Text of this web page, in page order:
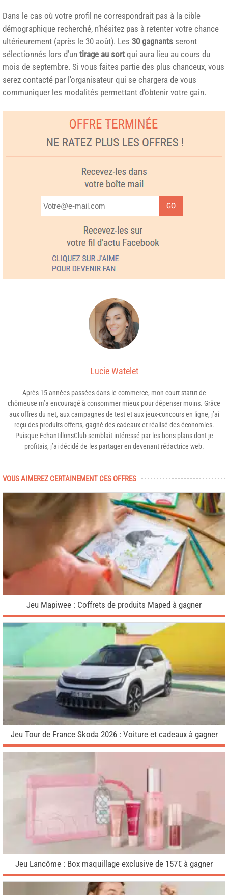
Dans le cas où votre profil ne correspondrait pas à la cible
démographique recherché, n’hésitez pas à retenter votre chance
ultérieurement (après le 30 août). Les 30 gagnants seront
sélectionnés lors d’un tirage au sort qui aura lieu au cours du
mois de septembre. Si vous faites partie des plus chanceux, vous
serez contacté par l’organisateur qui se chargera de vous
communiquer les modalités permettant d’obtenir votre gain.
GO
Lucie Watelet
Après 15 années passées dans le commerce, mon court statut de
chômeuse m’a encouragé à consommer mieux pour dépenser moins. Grâce
aux offres du net, aux campagnes de test et aux jeux-concours en ligne, j’ai
reçu des produits offerts, gagné des cadeaux et réalisé des économies.
Puisque EchantillonsClub semblait intéressé par les bons plans dont je
profitais, j’ai décidé de les partager en devenant rédactrice web.
VOUS AIMEREZ CERTAINEMENT CES OFFRES
Jeu Mapiwee : Coffrets de produits Maped à gagner
Jeu Tour de France Skoda 2026 : Voiture et cadeaux à gagner
Jeu Lancôme : Box maquillage exclusive de 157€ à gagner